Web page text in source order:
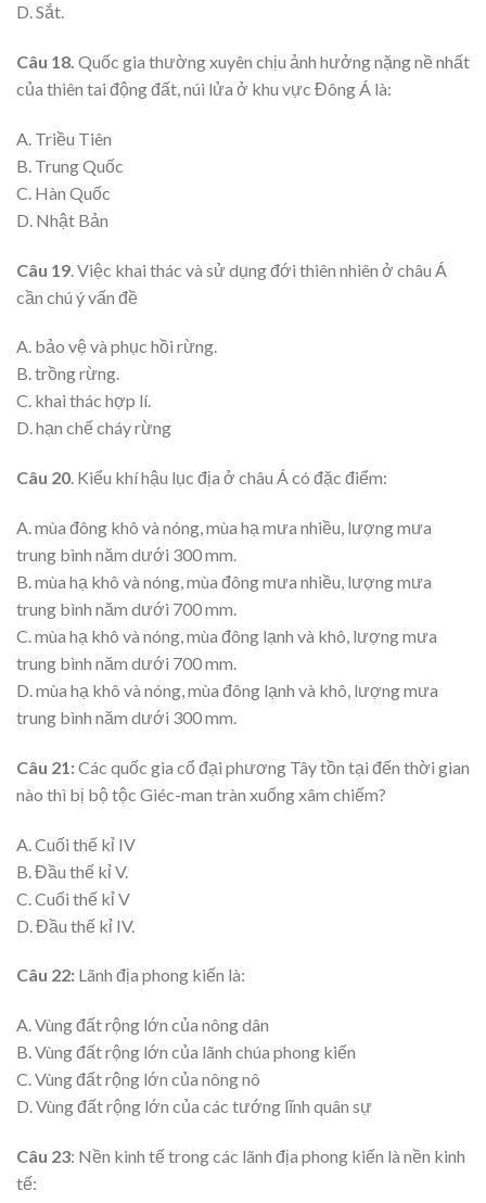
D. Sắt.
Câu 18. Quốc gia thường xuyên chịu ảnh hưởng nặng nề nhất
của thiên tai động đất, núi lửa ở khu vực Đông Á là:
A. Triều Tiên
B. Trung Quốc
C. Hàn Quốc
D. Nhật Bản
Câu 19 . Việc khai thác và sử dụng đới thiên nhiên ở châu Á
cần chú ý vấn đề
A. bảo vệ và phục hồi rừng.
B. trồng rừng.
C. khai thác hợp lí.
D. hạn chế cháy rừng
Câu 20. Kiểu khí hậu lục địa ở châu Á có đặc điểm:
A. mùa đông khô và nóng, mùa hạ mưa nhiều, lượng mưa
trung bình năm dưới 300 mm.
B. mùa hạ khô và nóng, mùa đông mưa nhiều, lượng mưa
trung bình năm dưới 700 mm.
C. mùa hạ khô và nóng, mùa đông lạnh và khô, lượng mưa
trung bình năm dưới 700 mm.
D. mùa hạ khô và nóng, mùa đông lạnh và khô, lượng mưa
trung bình năm dưới 300 mm.
Câu 21:Các quốc gia cổ đại phương Tây tồn tại đến thời gian
nào thì bị bộ tộc Giéc-man tràn xuống xâm chiếm?
A. Cuối thế kỉ IV
B. Đầu thế kỉ V.
C. Cuối thế kỉ V
D. Đầu thế kỉ IV.
Câu 22: Lãnh địa phong kiến là:
A. Vùng đất rộng lớn của nông dân
B. Vùng đất rộng lớn của lãnh chúa phong kiến
C. Vùng đất rộng lớn của nông nô
D. Vùng đất rộng lớn của các tướng lĩnh quân sự
Câu 23: Nền kinh tế trong các lãnh địa phong kiến là nền kinh
tế: